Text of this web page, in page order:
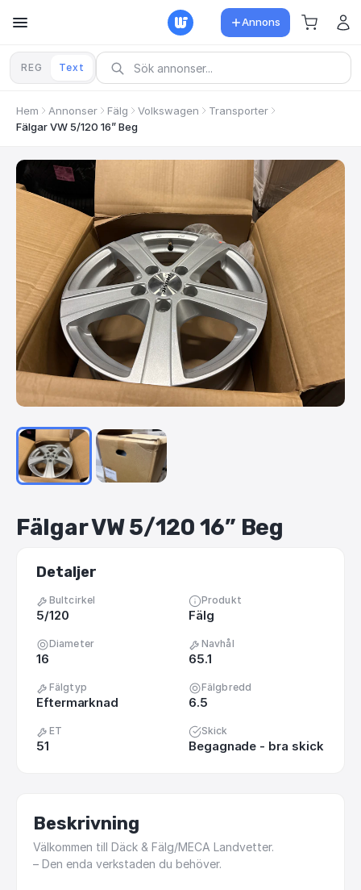
Annons
REG Text
Hem Annonser Fälg Volkswagen
Transporter
Fälgar VW 5/120 16” Beg
FälgarVW5​/​120 16” Beg
Detaljer
Bultcirkel
5/120
Produkt
Fälg
Diameter
16
Navhål
65.1
Fälgtyp
Eftermarknad
Fälgbredd
6.5
ET
51
Skick
Begagnade - bra skick
Beskrivning
Välkommen till Däck & Fälg​/​MECA Landvetter.
– Den enda verkstaden du behöver.